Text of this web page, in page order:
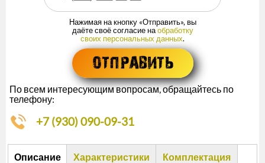
Нажимая на кнопку «Отправить», вы
даёте своё согласие наобработку
своих персональных данных.
По всем интересующим вопросам, обращайтесь по
телефону:
+7 (930) 090-09-31
Описание
Описание
Характеристики Комплектация